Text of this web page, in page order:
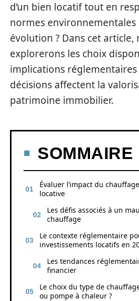
d’un bien locatif tout en
normes environnementales
évolution ? Dans cet article,
explorerons les choix
implications
décisions affectent la
patrimoine immobilier.
SOMMAIRE
Évaluer l’impact du
locative
Les défis associés à un
chauffage
Le contexte réglementaire
investissements locatifs en
Les tendances
financier
Le choix du type de
ou pompe à chaleur ?